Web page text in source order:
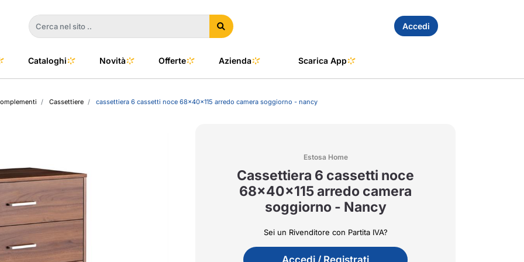
Accedi
e Clima
Cataloghi Novità Offerte Azienda Scarica App
Cassettiere cassettiera 6 cassetti noce 68x40x115 arredo camera soggiorno - nancy
Estosa Home
Cassettiera 6 cassetti noce
68x40x115 arredo camera
soggiorno - Nancy
Sei un Rivenditore con Partita IVA?
Accedi / Registrati